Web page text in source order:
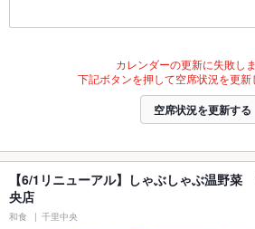
カレンダーの更新に失敗しま
下記ボタンを押して空席状況を更新
空席状況を更新する
【6/1リニューアル】しゃぶしゃぶ温野
央店
和食 千里中央